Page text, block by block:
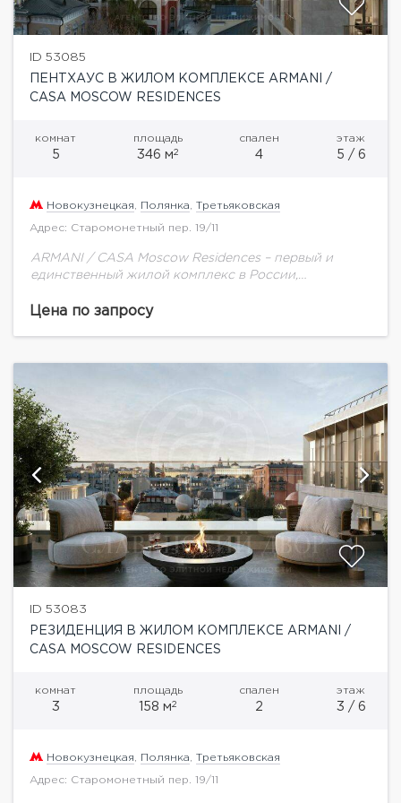
ID 53085
ПЕНТХАУС В ЖИЛОМ КОМПЛЕКСЕ ARMANI /
CASA MOSCOW RESIDENCES
комнат
5
площадь
346 м2
спален
4
этаж
5 / 6
Новокузнецкая, Полянка, Третьяковская
Адрес: Старомонетный пер. 19/11
ARMANI / CASA Moscow Residences – первый и
единственный жилой комплекс в России,
Стиль и эстетика легендарного итальянского
Цена по запросу
ID 53083
РЕЗИДЕНЦИЯ В ЖИЛОМ КОМПЛЕКСЕ ARMANI /
CASA MOSCOW RESIDENCES
комнат
3
площадь
158 м2
спален
2
этаж
3 / 6
Новокузнецкая, Полянка, Третьяковская
Адрес: Старомонетный пер. 19/11